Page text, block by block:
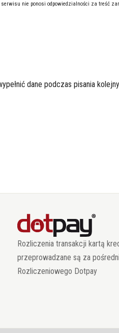
serwisu nie ponosi odpowiedzialności za treść
dane podczas pisania
Rozliczenia transakcji kartą
przeprowadzane są za
Rozliczeniowego Dotpay